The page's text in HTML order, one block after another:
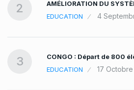
2
AMÉLIORATION DU
EDUCATION
4
3
CONGO : Départ de 800
EDUCATION
17